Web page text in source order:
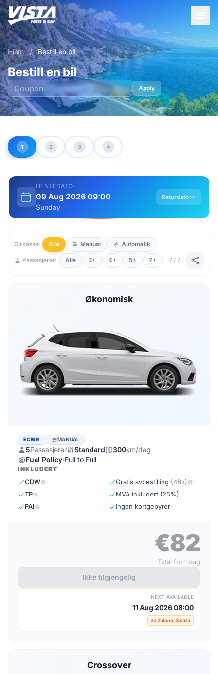
Hjem / Bestill en bil
Bestill en bil
Apply
1 2 3 4
HENTEDATO
09 Aug 2026 09:00
Sunday
Returdato
Girkasse: Alle Manual Automatik
Passasjerer: Alle 2+ 4+ 5+ 7+ 7 / 7
Økonomisk
ECMR MANUAL
5Passasjerer Standard 300km/dag
Fuel Policy/Full to Full
INKLUDERT
CDW
TP
PAI
Gratis avbestilling (48h)
MVA inkludert (25%)
Ingen kortgebyrer
€82
Total for 1 dag
Ikke tilgjengelig
NEXT AVAILABLE
11 Aug 2026 08:00
za 2 dana, 3 sata
Crossover